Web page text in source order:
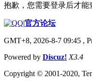
抱歉，您需要登录后才能
|官方论坛
GMT+8, 2026-8-7 09:45 ,
Powered by Discuz! X3.4
Copyright © 2001-2020,